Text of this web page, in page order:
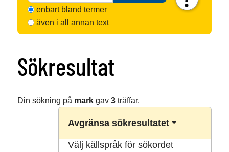
enbart bland termer
även i all annan text
Sökresultat
Din sökning på markgav 3träffar.
Avgränsa sökresultatet
Välj källspråk för sökordet